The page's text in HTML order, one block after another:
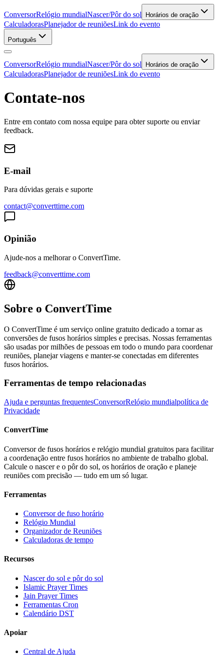
ConversorRelógio mundialNascer/Pôr do sol Horários de oração
CalculadorasPlanejador de reuniõesLink do evento
Português
ConversorRelógio mundialNascer/Pôr do sol Horários de oração
CalculadorasPlanejador de reuniõesLink do evento
Contate-nos
Entre em contato com nossa equipe para obter suporte ou enviar
feedback.
E-mail
Para dúvidas gerais e suporte
contact@converttime.com
Opinião
Ajude-nos a melhorar o ConvertTime.
feedback@converttime.com
Sobre o ConvertTime
O ConvertTime é um serviço online gratuito dedicado a tornar as
conversões de fusos horários simples e precisas. Nossas ferramentas
são usadas por milhões de pessoas em todo o mundo para coordenar
reuniões, planejar viagens e manter-se conectadas em diferentes
fusos horários.
Ferramentas de tempo relacionadas
Ajuda e perguntas frequentesConversorRelógio mundialpolítica de
Privacidade
ConvertTime
Conversor de fusos horários e relógio mundial gratuitos para facilitar
a coordenação entre fusos horários no ambiente de trabalho global.
Calcule o nascer e o pôr do sol, os horários de oração e planeje
reuniões com precisão — tudo em um só lugar.
Ferramentas
Conversor de fuso horário
Relógio Mundial
Organizador de Reuniões
Calculadoras de tempo
Recursos
Nascer do sol e pôr do sol
Islamic Prayer Times
Jain Prayer Times
Ferramentas Cron
Calendário DST
Apoiar
Central de Ajuda